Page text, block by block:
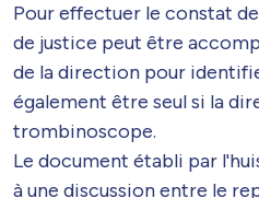
Pour effectuer le constat
de justice peut être
de la direction pour
également être seul si la
trombinoscope.
Le document établi par
à une discussion entre le